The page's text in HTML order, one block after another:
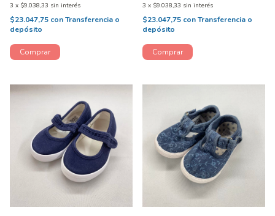
3 x $9.038,33 sin interés
$23.047,75 conTransferencia o
depósito
3 x $9.038,33 sin interés
$23.047,75 conTransferencia o
depósito